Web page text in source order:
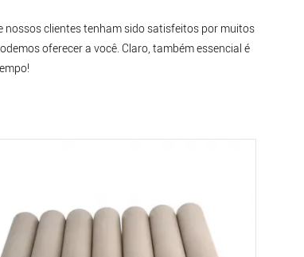
nossos clientes tenham sido satisfeitos por muitos
oferecer a você. Claro, também essencial é